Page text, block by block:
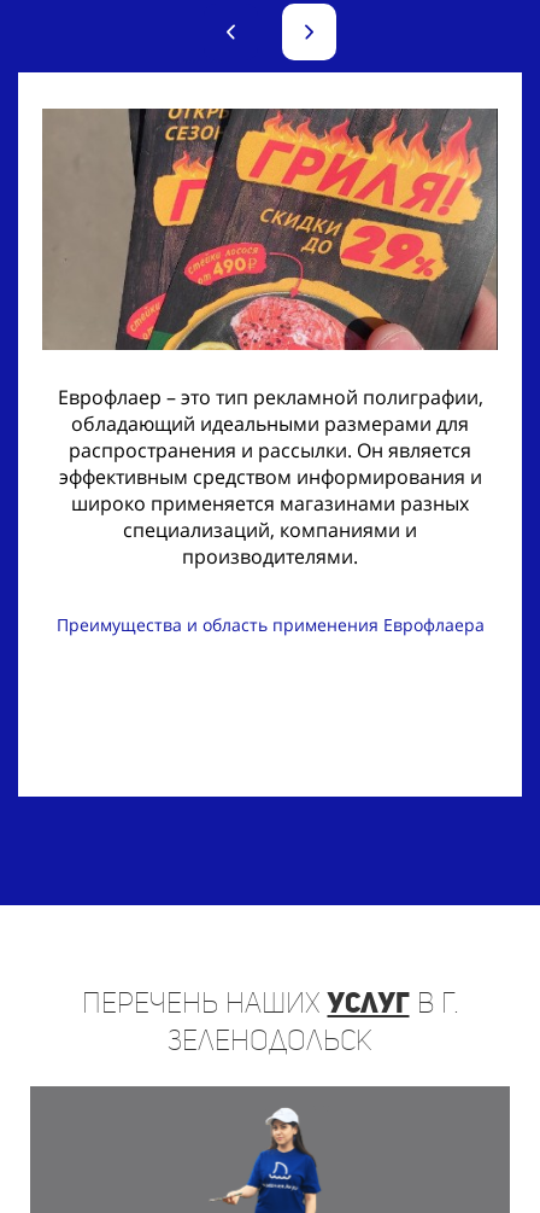
Еврофлаер – это тип рекламной полиграфии,
обладающий идеальными размерами для
распространения и рассылки. Он является
эффективным средством информирования и
широко применяется магазинами разных
специализаций, компаниями и
производителями.
Преимущества и область применения Еврофлаера
Перечень нашихуслугв г.
Зеленодольск